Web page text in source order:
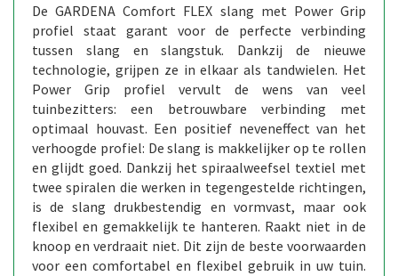
De GARDENA Comfort FLEX slang met Power Grip
profiel staat garant voor de perfecte verbinding
tussen slang en slangstuk. Dankzij de nieuwe
technologie, grijpen ze in elkaar als tandwielen. Het
Power Grip profiel vervult de wens van veel
tuinbezitters: een betrouwbare verbinding met
optimaal houvast. Een positief neveneffect van het
verhoogde profiel: De slang is makkelijker op te rollen
en glijdt goed. Dankzij het spiraalweefsel textiel met
twee spiralen die werken in tegengestelde richtingen,
is de slang drukbestendig en vormvast, maar ook
flexibel en gemakkelijk te hanteren. Raakt niet in de
knoop en verdraait niet. Dit zijn de beste voorwaarden
voor een comfortabel en flexibel gebruik in uw tuin.